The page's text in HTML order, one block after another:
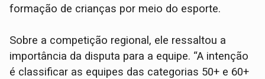
formação de crianças por meio do esporte.
Sobre a competição regional, ele ressaltou a
importância da disputa para a equipe. “A intenção
é classificar as equipes das categorias 50+ e 60+